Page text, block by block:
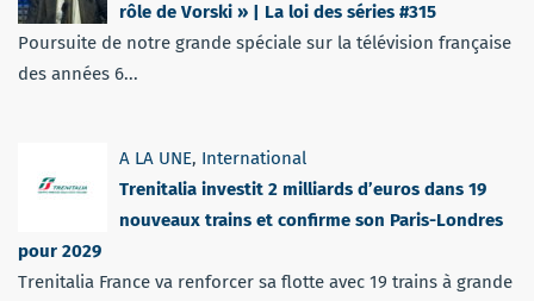
rôle de Vorski » | La loi des séries #315
Poursuite de notre grande spéciale sur la télévision française
des années 6...
A LA UNE, International
Trenitalia investit 2 milliards d’euros dans 19
nouveaux trains et confirme son Paris-Londres
pour 2029
Trenitalia France va renforcer sa flotte avec 19 trains à grande